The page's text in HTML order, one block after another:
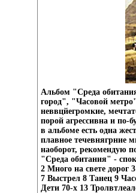
Альбом "Среда
город", "Часовой
неввцйегромкие,
порой агрессивна и по-
в альбоме есть одна
плавное течевнягрние
наоборот, рекомендую
"Среда обитания" -
2 Много на свете дорог
7 Выстрел 8 Танец 9
Дети 70-х 13